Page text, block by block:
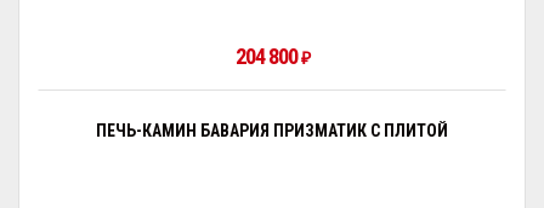
204 800₽
ПЕЧЬ-КАМИН БАВАРИЯ ПРИЗМАТИК С ПЛИТОЙ